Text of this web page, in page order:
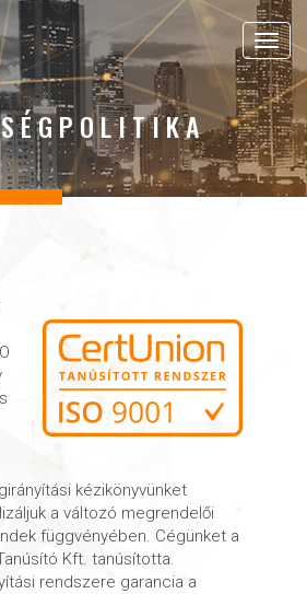
Toggle
kézikönyvünket
a változó megrendelői
függvényében. Cégünket a
Kft. tanúsította.
rendszere garancia a